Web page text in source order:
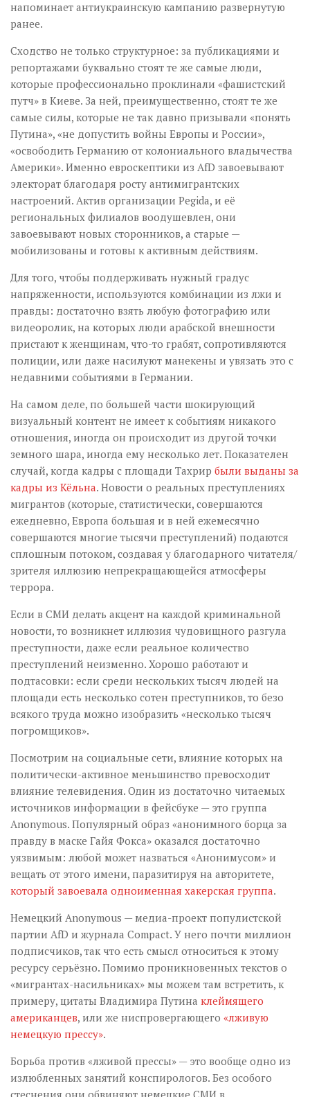
напоминает антиукраинскую кампанию развернутую
ранее.
Сходство не только структурное: за публикациями и
репортажами буквально стоят те же самые люди,
которые профессионально проклинали «фашистский
путч» в Киеве. За ней, преимущественно, стоят те же
самые силы, которые не так давно призывали «понять
Путина», «не допустить войны Европы и России»,
«освободить Германию от колониального владычества
Америки». Именно евроскептики из AfD завоевывают
электорат благодаря росту антимигрантских
настроений. Актив организации Pegida, и её
региональных филиалов воодушевлен, они
завоевывают новых сторонников, а старые —
мобилизованы и готовы к активным действиям.
Для того, чтобы поддерживать нужный градус
напряженности, используются комбинации из лжи и
правды: достаточно взять любую фотографию или
видеоролик, на которых люди арабской внешности
пристают к женщинам, что-то грабят, сопротивляются
полиции, или даже насилуют манекены и увязать это с
недавними событиями в Германии.
На самом деле, по большей части шокирующий
визуальный контент не имеет к событиям никакого
отношения, иногда он происходит из другой точки
земного шара, иногда ему несколько лет. Показателен
случай, когда кадры с площади Тахрир были выданы за
кадры из Кёльна. Новости о реальных преступлениях
мигрантов (которые, статистически, совершаются
ежедневно, Европа большая и в ней ежемесячно
совершаются многие тысячи преступлений) подаются
сплошным потоком, создавая у благодарного читателя/
зрителя иллюзию непрекращающейся атмосферы
террора.
Если в СМИ делать акцент на каждой криминальной
новости, то возникнет иллюзия чудовищного разгула
преступности, даже если реальное количество
преступлений неизменно. Хорошо работают и
подтасовки: если среди нескольких тысяч людей на
площади есть несколько сотен преступников, то безо
всякого труда можно изобразить «несколько тысяч
погромщиков».
Посмотрим на социальные сети, влияние которых на
политически-активное меньшинство превосходит
влияние телевидения. Один из достаточно читаемых
источников информации в фейсбуке — это группа
Anonymous. Популярный образ «анонимного борца за
правду в маске Гайя Фокса» оказался достаточно
уязвимым: любой может назваться «Анонимусом» и
вещать от этого имени, паразитируя на авторитете,
который завоевала одноименная хакерская группа.
Немецкий Anonymous — медиа-проект популистской
партии AfD и журнала Compact. У него почти миллион
подписчиков, так что есть смысл относиться к этому
ресурсу серьёзно. Помимо проникновенных текстов о
«мигрантах-насильниках» мы можем там встретить, к
примеру, цитаты Владимира Путина клеймящего
американцев, или же ниспровергающего «лживую
немецкую прессу».
Борьба против «лживой прессы» — это вообще одно из
излюбленных занятий конспирологов. Без особого